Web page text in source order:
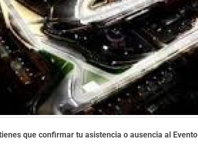
que confirmar tu asistencia o ausencia al Evento